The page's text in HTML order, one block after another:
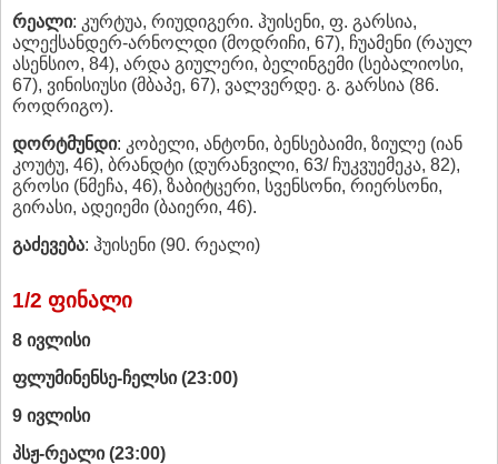
რეალი: კურტუა, რიუდიგერი. ჰუისენი, ფ. გარსია,
ალექსანდერ-არნოლდი (მოდრიჩი, 67), ჩუამენი (რაულ
ასენსიო, 84), არდა გიულერი, ბელინგემი (სებალიოსი,
67), ვინისიუსი (მბაპე, 67), ვალვერდე. გ. გარსია (86.
როდრიგო).
დორტმუნდი: კობელი, ანტონი, ბენსებაიმი, ზიულე (იან
კოუტუ, 46), ბრანდტი (დურანვილი, 63/ ჩუკვუემეკა, 82),
გროსი (ნმეჩა, 46), ზაბიტცერი, სვენსონი, რიერსონი,
გირასი, ადეიემი (ბაიერი, 46).
გაძევება: ჰუისენი (90. რეალი)
1/2 ფინალი
8 ივლისი
ფლუმინენსე-ჩელსი (23:00)
9 ივლისი
პსჟ-რეალი (23:00)